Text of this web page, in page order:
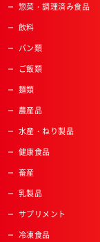
惣菜・調理済み食品
飲料
パン類
ご飯類
麺類
農産品
水産・ねり製品
健康食品
畜産
乳製品
サプリメント
冷凍食品